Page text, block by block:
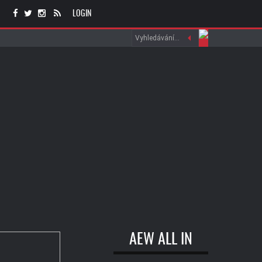
LOGIN
AEW ALL IN